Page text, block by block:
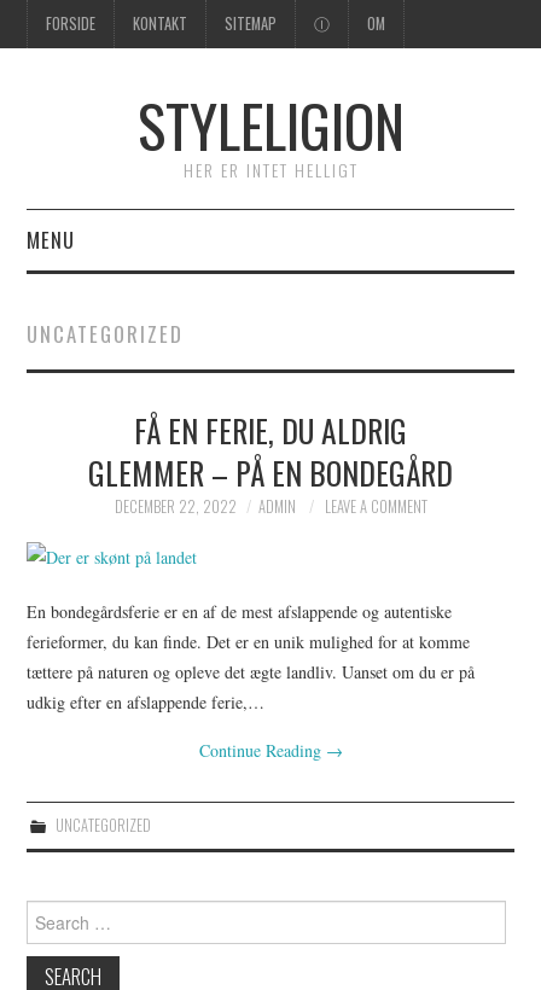
FORSIDE KONTAKT SITEMAP Ⓘ OM
STYLELIGION
HER ER INTET HELLIGT
MENU
UNCATEGORIZED
FÅ EN FERIE, DU ALDRIG
GLEMMER – PÅ EN BONDEGÅRD
DECEMBER 22, 2022 ADMIN LEAVE A COMMENT
En bondegårdsferie er en af de mest afslappende og autentiske
ferieformer, du kan finde. Det er en unik mulighed for at komme
tættere på naturen og opleve det ægte landliv. Uanset om du er på
udkig efter en afslappende ferie,…
Continue Reading →
UNCATEGORIZED
for: